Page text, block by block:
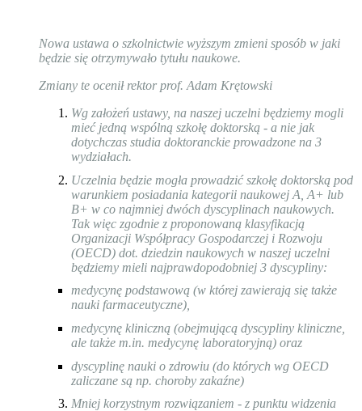
Nowa ustawa o szkolnictwie wyższym zmieni sposób w jaki
będzie się otrzymywało tytułu naukowe.
Zmiany te ocenił rektor prof. Adam Krętowski
Wg założeń ustawy, na naszej uczelni będziemy mogli
mieć jedną wspólną szkołę doktorską - a nie jak
dotychczas studia doktoranckie prowadzone na 3
wydziałach.
Uczelnia będzie mogła prowadzić szkołę doktorską pod
warunkiem posiadania kategorii naukowej A, A+ lub
B+ w co najmniej dwóch dyscyplinach naukowych.
Tak więc zgodnie z proponowaną klasyfikacją
Organizacji Współpracy Gospodarczej i Rozwoju
(OECD) dot. dziedzin naukowych w naszej uczelni
będziemy mieli najprawdopodobniej 3 dyscypliny:
medycynę podstawową (w której zawierają się także
nauki farmaceutyczne),
medycynę kliniczną (obejmującą dyscypliny kliniczne,
ale także m.in. medycynę laboratoryjną) oraz
dyscyplinę nauki o zdrowiu (do których wg OECD
zaliczane są np. choroby zakaźne)
Mniej korzystnym rozwiązaniem - z punktu widzenia